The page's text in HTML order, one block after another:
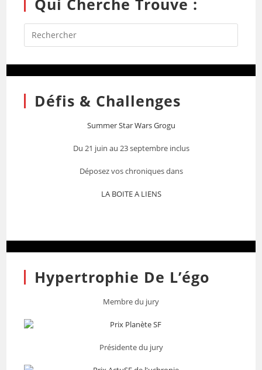
Défis & Challenges
Summer Star Wars Grogu
Du 21 juin au 23 septembre inclus
Déposez vos chroniques dans
LA BOITE A LIENS
Hypertrophie De L’égo
Membre du jury
Présidente du jury